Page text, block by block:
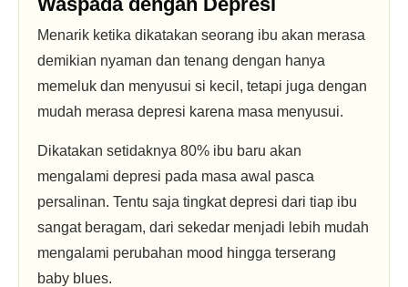
Menarik ketika dikatakan seorang ibu akan merasa
demikian nyaman dan tenang dengan hanya
memeluk dan menyusui si kecil, tetapi juga dengan
mudah merasa depresi karena masa menyusui.
Dikatakan setidaknya 80% ibu baru akan
mengalami depresi pada masa awal pasca
persalinan. Tentu saja tingkat depresi dari tiap ibu
sangat beragam, dari sekedar menjadi lebih mudah
mengalami perubahan mood hingga terserang
baby blues.